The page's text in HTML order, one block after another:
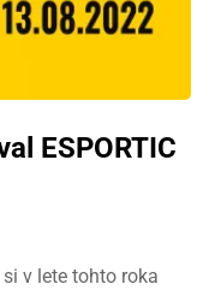
ESPORTIC
v lete tohto roka